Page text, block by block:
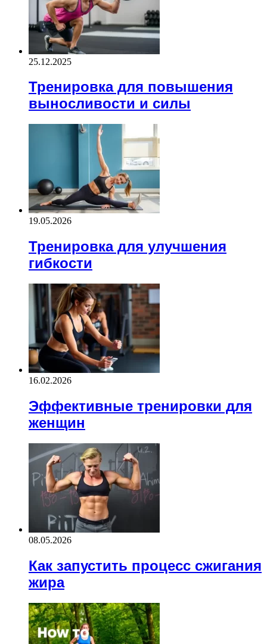
25.12.2025
Тренировка для повышения
выносливости и силы
19.05.2026
Тренировка для улучшения
гибкости
16.02.2026
Эффективные тренировки для
женщин
08.05.2026
Как запустить процесс сжигания
жира